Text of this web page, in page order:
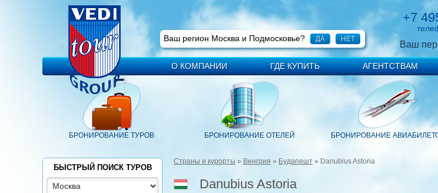
Ваш
Ваш регион Москва и Подмосковье? ДА НЕТ
Ваш регионМосква
+7
О КОМПАНИИ ГДЕ КУПИТЬ АГЕНТСТВАМ
БРОНИРОВАНИЕ ТУРОВ БРОНИРОВАНИЕ ОТЕЛЕЙ БРОНИРОВАНИЕ
БЫСТРЫЙ ПОИСК ТУРОВ
Страны и курорты » Венгрия » Будапешт » Danubius Astoria
Danubius Astoria